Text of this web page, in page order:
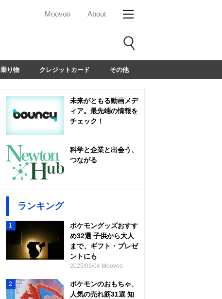
Moovoo About
乗り物 クレジットカード その他
未来がともる動画メデ
ィア。最先端の情報を
チェック！
科学と企業と出会う、
つながる
ランキング
1
ポケモングッズおすす
め32選 子供から大人
まで、ギフト・プレゼ
ントにも
2025/09/04 Moovoo
2
ポケモンのおもちゃ、
人気の売れ筋31選 知